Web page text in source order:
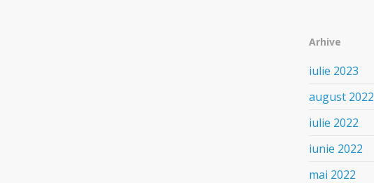
Arhive
iulie 2023
august 2022
iulie 2022
iunie 2022
mai 2022